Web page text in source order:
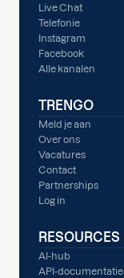
Live Chat
Telefonie
Instagram
Facebook
Alle kanalen
TRENGO
Meld je aan
Over ons
Vacatures
Contact
Partnerships
Log in
RESOURCES
AI-hub
API-documentatie